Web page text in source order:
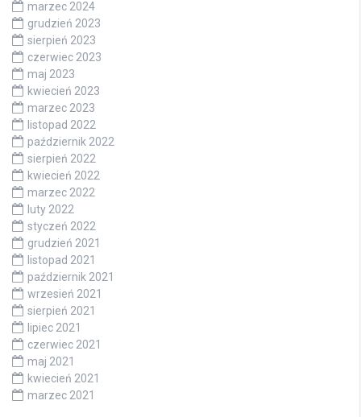
marzec 2024
grudzień 2023
sierpień 2023
czerwiec 2023
maj 2023
kwiecień 2023
marzec 2023
listopad 2022
październik 2022
sierpień 2022
kwiecień 2022
marzec 2022
luty 2022
styczeń 2022
grudzień 2021
listopad 2021
październik 2021
wrzesień 2021
sierpień 2021
lipiec 2021
czerwiec 2021
maj 2021
kwiecień 2021
marzec 2021